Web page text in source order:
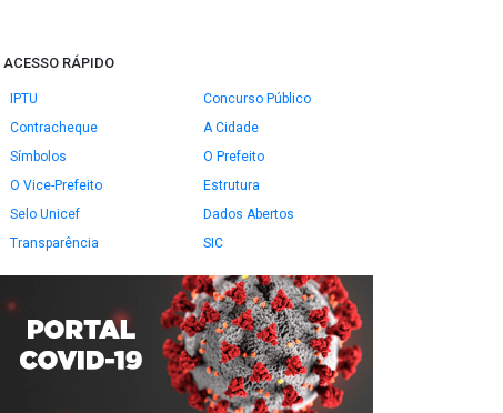
ACESSO RÁPIDO
IPTU
Concurso Público
Contracheque
A Cidade
Símbolos
O Prefeito
O Vice-Prefeito
Estrutura
Selo Unicef
Dados Abertos
Transparência
SIC